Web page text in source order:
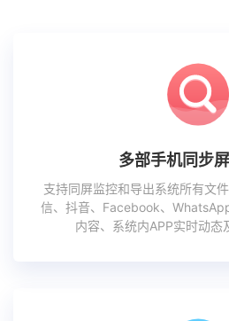
多部手机同步
支持同屏监控和导出系统所有文
信、抖音、Facebook、
内容、系统内APP实时动态